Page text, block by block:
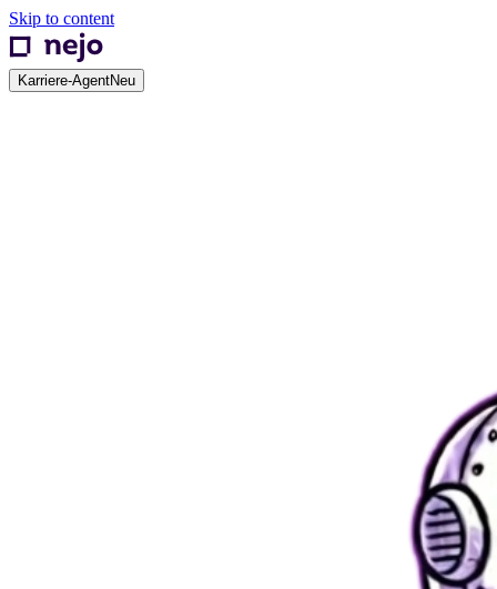
Skip to content
Karriere-AgentNeu